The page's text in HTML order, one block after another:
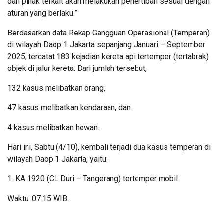
aturan yang berlaku.”
Berdasarkan data Rekap Gangguan Operasional (Temperan)
di wilayah Daop 1 Jakarta sepanjang Januari – September
2025, tercatat 183 kejadian kereta api tertemper (tertabrak)
objek di jalur kereta. Dari jumlah tersebut,
132 kasus melibatkan orang,
47 kasus melibatkan kendaraan, dan
4 kasus melibatkan hewan.
Hari ini, Sabtu (4/10), kembali terjadi dua kasus temperan di
wilayah Daop 1 Jakarta, yaitu:
1. KA 1920 (CL Duri – Tangerang) tertemper mobil
Waktu: 07.15 WIB.